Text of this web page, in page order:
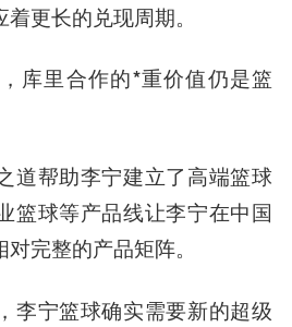
着更长的兑现周期。
库里合作的*重价值仍是篮
道帮助李宁建立了高端篮球
篮球等产品线让李宁在中国
完整的产品矩阵。
李宁篮球确实需要新的超级